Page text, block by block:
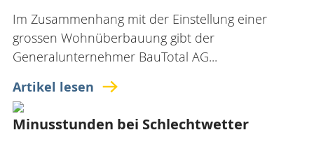
Im Zusammenhang mit der Einstellung einer
grossen Wohnüberbauung gibt der
Generalunternehmer BauTotal AG...
Artikel lesen
Minusstunden bei Schlechtwetter